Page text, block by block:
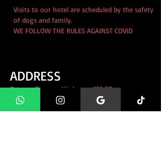
Visits to our hotel are scheduled by the safety
of dogs and family.
WE FOLLOW THE RULES AGAINST COVID
ADDRESS
Raposo Tavares Highway, KM 39
Cotia - SP
educacaoanimal@gmail.com